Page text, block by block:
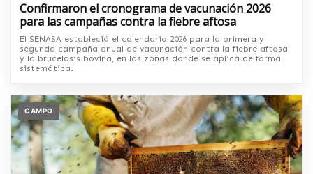
Confirmaron el cronograma de vacunación 2026
para las campañas contra la fiebre aftosa
El SENASA estableció el calendario 2026 para la primera y
segunda campaña anual de vacunación contra la fiebre aftosa
y la brucelosis bovina, en las zonas donde se aplica de forma
sistemática.
CAMPO